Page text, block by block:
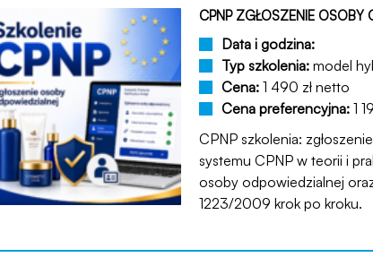
CPNP ZGŁOSZENIE
Data i godzina:
Typ szkolenia: model
Cena: 1 490 zł netto
Cena preferencyjna: 1
CPNP szkolenia:
systemu CPNP w teorii i
osoby odpowiedzialnej
1223/2009 krok po kroku.